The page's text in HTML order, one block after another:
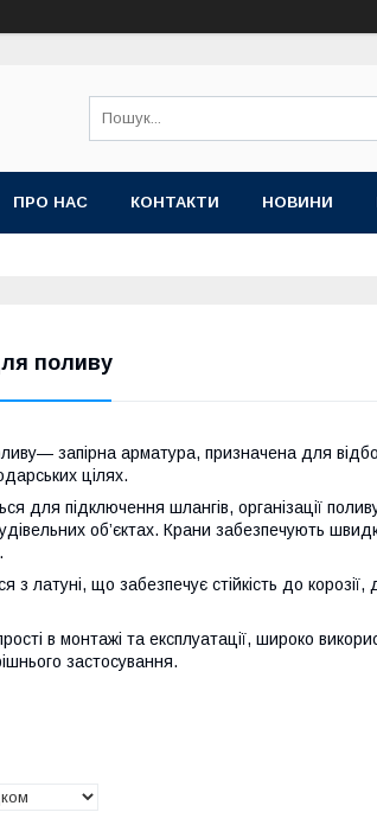
ПРО НАС КОНТАКТИ НОВИНИ
поливу
запірна арматура, призначена для
цілях.
для підключення шлангів, організації
об’єктах. Крани забезпечують
з латуні, що забезпечує стійкість до корозії,
в монтажі та експлуатації, широко
застосування.